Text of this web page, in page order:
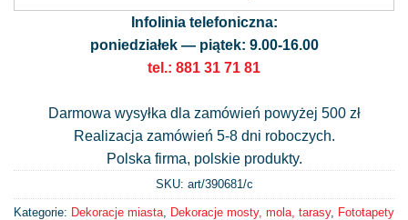
Infolinia telefoniczna:
poniedziałek — piątek: 9.00-16.00
tel.: 881 31 71 81
Darmowa wysyłka dla zamówień powyżej 500 zł
Realizacja zamówień 5-8 dni roboczych.
Polska firma, polskie produkty.
SKU: art/390681/c
Kategorie: Dekoracje miasta Dekoracje mosty, mola, tarasy, Fototapety